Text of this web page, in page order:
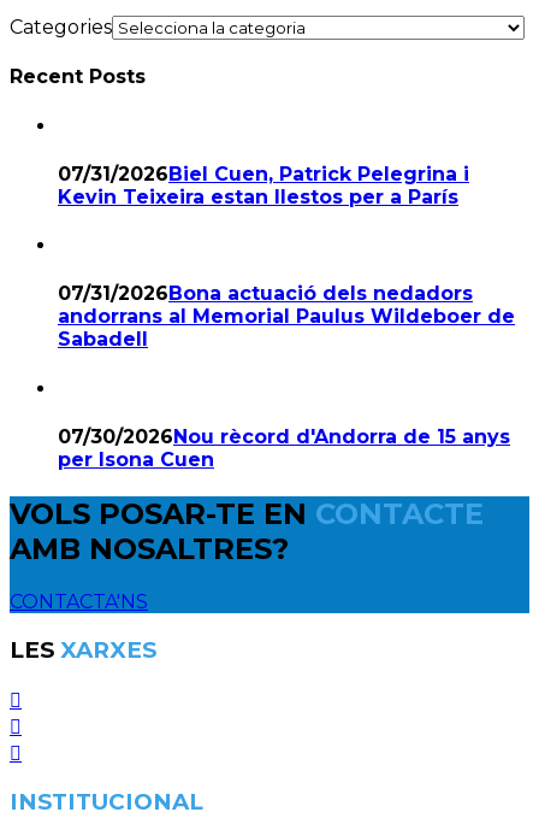
Categories
Recent Posts
07/31/2026Biel Cuen, Patrick Pelegrina i
Kevin Teixeira estan llestos per a París
07/31/2026 Bona actuació dels nedadors
andorrans al Memorial Paulus Wildeboer de
Sabadell
07/30/2026Nou rècord d'Andorra de 15 anys
per Isona Cuen
VOLS POSAR-TE EN CONTACTE
AMB NOSALTRES?
CONTACTA'NS
LES XARXES
INSTITUCIONAL